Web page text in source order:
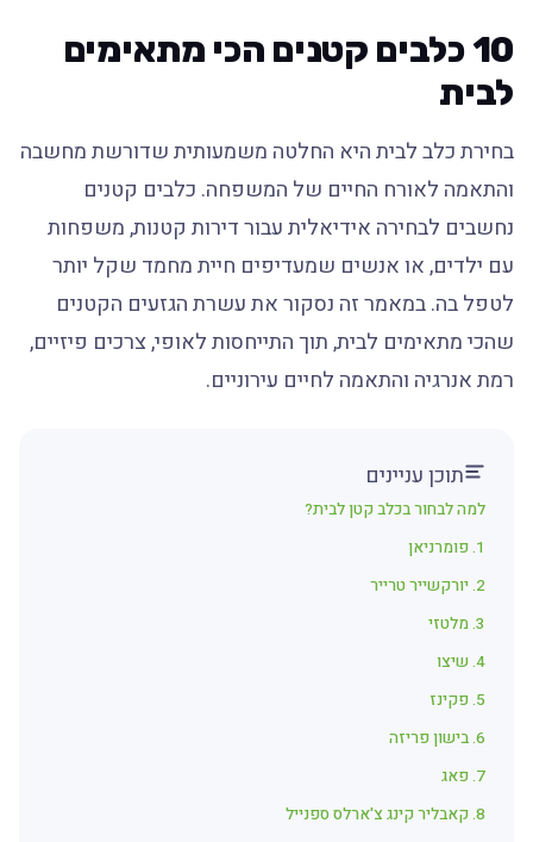
10 כלבים קטנים הכי מתאימים
לבית
בחירת כלב לבית היא החלטה משמעותית שדורשת מחשבה
והתאמה לאורח החיים של המשפחה. כלבים קטנים
נחשבים לבחירה אידיאלית עבור דירות קטנות, משפחות
עם ילדים, או אנשים שמעדיפים חיית מחמד שקל יותר
לטפל בה. במאמר זה נסקור את עשרת הגזעים הקטנים
שהכי מתאימים לבית, תוך התייחסות לאופי, צרכים פיזיים,
רמת אנרגיה והתאמה לחיים עירוניים.
תוכן עניינים
למה לבחור בכלב קטן לבית?
2. יורקשייר טרייר
4. שיצו
7. פאג